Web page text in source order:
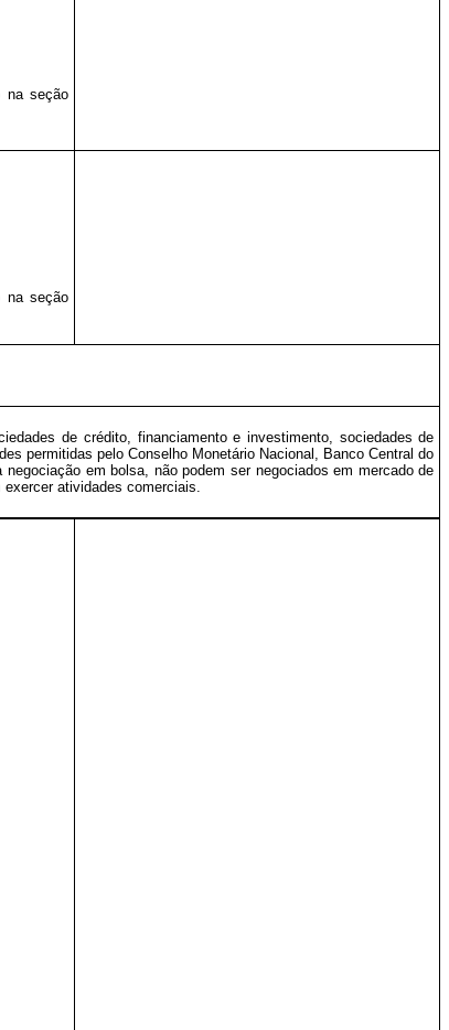
na seção
na seção
de crédito, financiamento e investimento, sociedades de
permitidas pelo Conselho Monetário Nacional, Banco Central do
em bolsa, não podem ser negociados em mercado de
atividades comerciais.